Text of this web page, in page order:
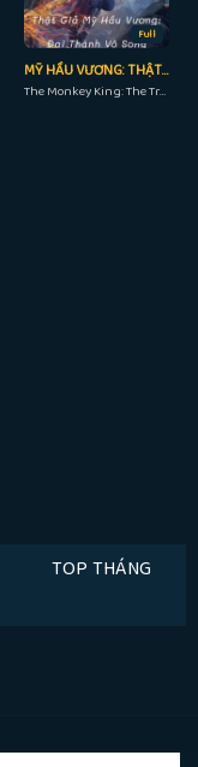
Full
MỸ HẦU VƯƠNG: THẬT GIẢ TÔN NGỘ KHÔNG
The Monkey King: The True Sun Wukong (2019)
TOP THÁNG